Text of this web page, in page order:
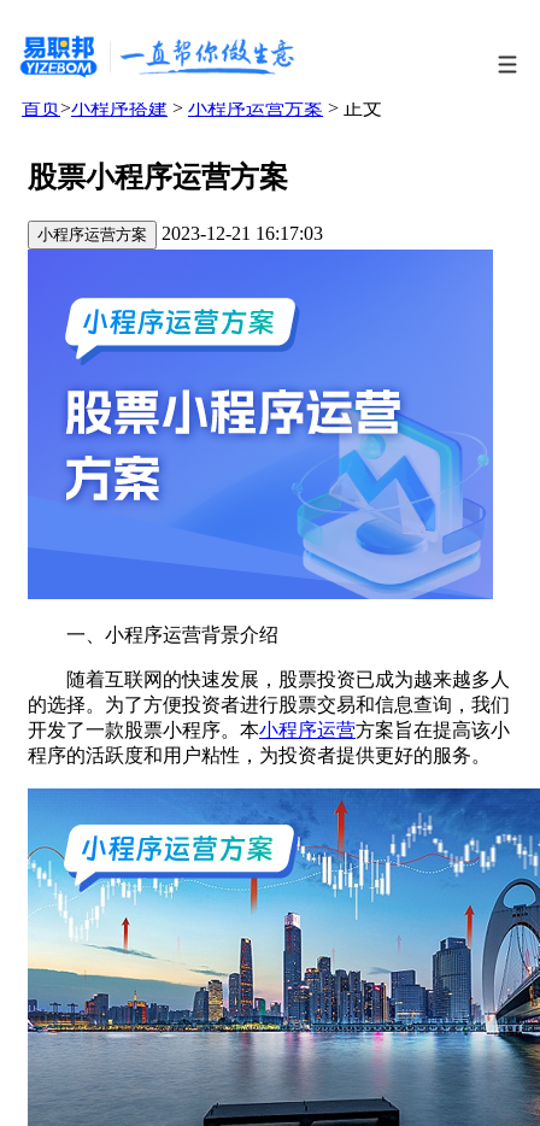
首页>小程序搭建 > 小程序运营方案 > 正文
股票小程序运营方案
小程序运营方案 2023-12-21 16:17:03
一、小程序运营背景介绍
随着互联网的快速发展，股票投资已成为越来越多人
的选择。为了方便投资者进行股票交易和信息查询，我们
开发了一款股票小程序。本小程序运营方案旨在提高该小
程序的活跃度和用户粘性，为投资者提供更好的服务。